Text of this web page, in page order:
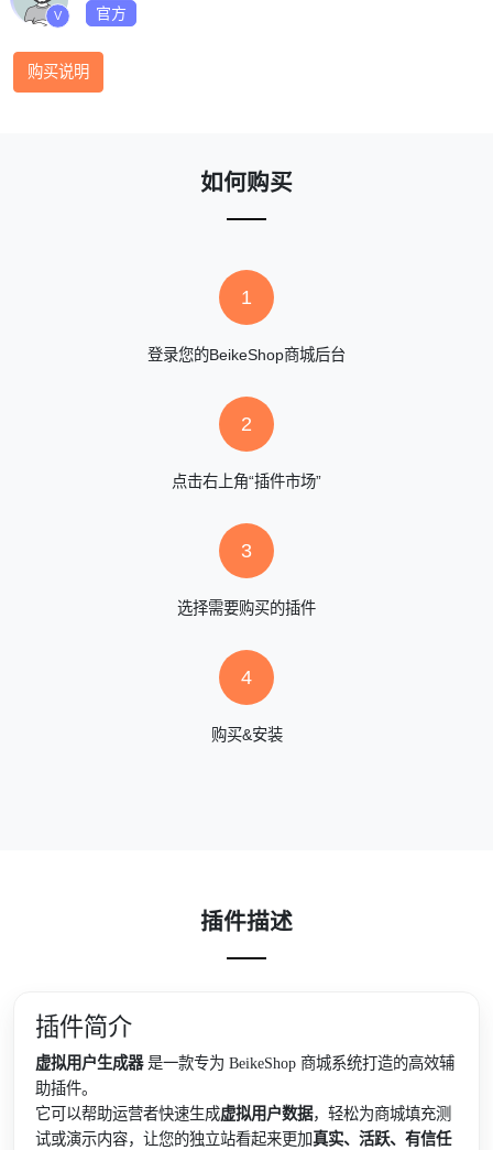
V
官方
购买说明
如何购买
1
登录您的BeikeShop商城后台
2
点击右上角“插件市场”
3
选择需要购买的插件
4
购买&安装
插件描述
插件简介
虚拟用户生成器是一款专为 BeikeShop 商城系统打造的高效辅
助插件。
它可以帮助运营者快速生成虚拟用户数据，轻松为商城填充测
试或演示内容，让您的独立站看起来更加真实、活跃、有信任